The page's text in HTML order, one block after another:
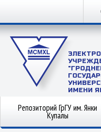
ИМЕНИ
Репозиторий ГрГУ им. Янки
Купалы